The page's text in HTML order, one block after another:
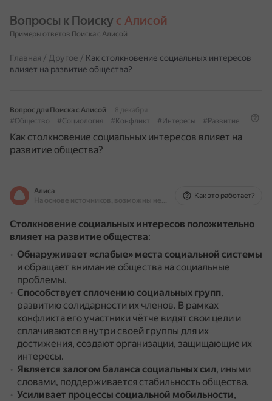
Вопросы к Поиску с Алисой
Примеры ответов Поиска с Алисой
Главная / Другое / Как столкновение социальных интересов
влияет на развитие общества?
Вопрос для Поиска с Алисой
8 декабря
#Общество
#Социология #Конфликт #Интересы #Развитие
Как столкновение социальных интересов влияет на
развитие общества?
Алиса
На основе источников, возможны неточности
Как это работает?
Столкновение социальных интересов положительно
влияет на развитие общества:
Обнаруживает «слабые» места социальной системы
и обращает внимание общества на социальные
проблемы.
Способствует сплочению социальных групп,
развитию солидарности их членов. В рамках
конфликта его участники чётче видят свои цели и
сплачиваются внутри своей группы для их
достижения, создают организации, защищающие их
интересы.
Является залогом баланса социальных сил, иными
словами, поддерживается стабильность общества.
Усиливает процессы социальной мобильности,